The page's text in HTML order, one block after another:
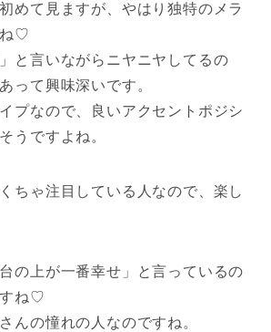
めて見ますが、やはり独特のメラ
ね♡
と言いながらニヤニヤしてるの
って興味深いです。
プなので、良いアクセントポジシ
うですよね。
ちゃ注目している人なので、楽し
の上が一番幸せ」と言っているの
すね♡
んの憧れの人なのですね。